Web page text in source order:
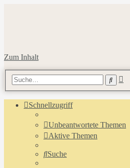
Zum Inhalt
Suche
Schnellzugriff
Unbeantwortete Themen
Aktive Themen
Suche